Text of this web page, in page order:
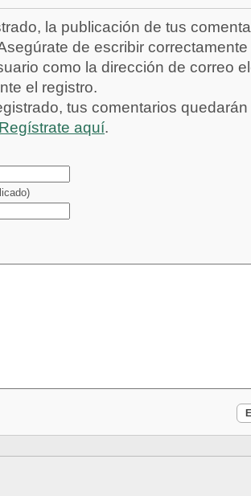
la publicación de tus
de escribir
como la dirección de correo
el registro.
tus comentarios
Regístrate aquí.